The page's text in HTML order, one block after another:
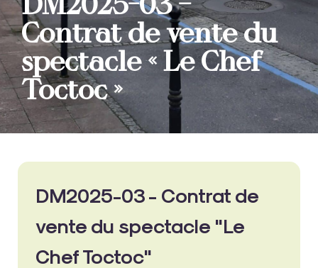
Contrat de vente du
spectacle « Le Chef
Toctoc »
DM2025-03 - Contrat de
vente du spectacle "Le
Chef Toctoc"